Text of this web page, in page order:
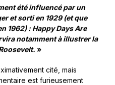
été influencé par un
et sorti en 1929 (et que
1962) : Happy Days Are
notamment à illustrer la
»
cité, mais
est furieusement